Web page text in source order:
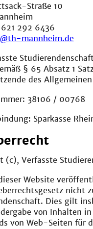
Straße 10
292 6436
mannheim.de
§ 65 Absatz 1
des
38106 / 00768
Sparkasse
(c), Verfasste
Website
nicht
Dies gilt
von Inhalten
von Web-Seiten für